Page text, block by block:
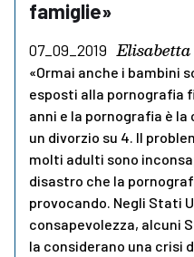
famiglie»
07_09_2019
«Ormai anche i bambini
esposti alla pornografia
anni e la pornografia è la
un divorzio su 4. Il
molti adulti sono
disastro che la
provocando. Negli Stati
consapevolezza, alcuni
la considerano una crisi